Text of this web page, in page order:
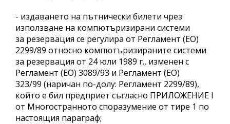
- издаването на пътнически билети чрез
използване на компютъризирани системи
за резервация се регулира от Регламент (ЕО)
2299/89 относно компютъризираните системи
за резервация от 24 юли 1989 г., изменен с
Регламент (ЕО) 3089/93 и Регламент (ЕО)
323/99 (наричан по-долу: Регламент 2299/89),
който е бил предприет съгласно ПРИЛОЖЕНИЕ I
от Многостранното споразумение от тире 1 по
настоящия параграф;